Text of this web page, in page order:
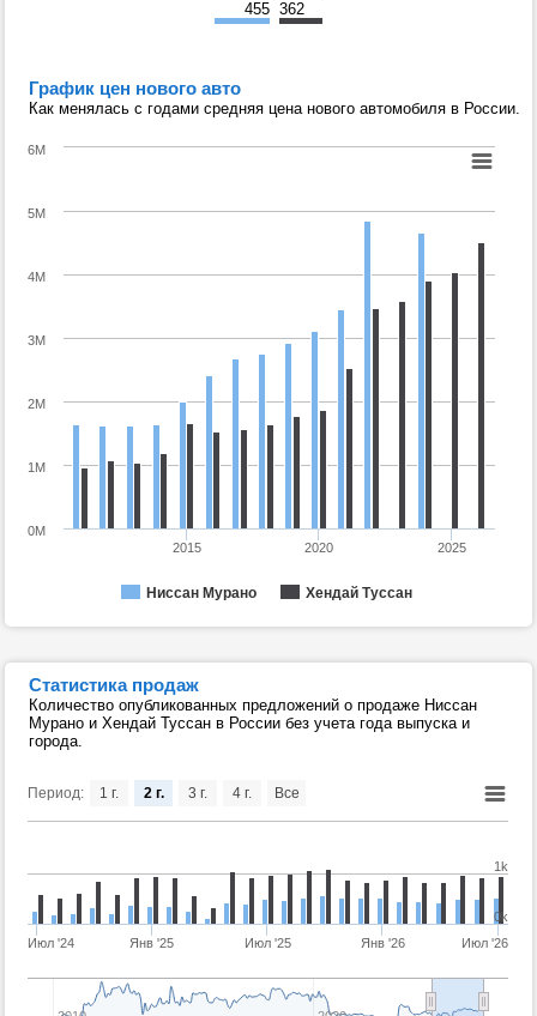
455 362
График цен нового авто
Как менялась с годами средняя цена нового автомобиля в России.
Ниссан Мурано Хендай Туссан
2015 2020 2025
0M
1M
2M
3M
4M
5M
6M
Статистика продаж
Количество опубликованных предложений о продаже Ниссан
Мурано и Хендай Туссан в России без учета года выпуска и
города.
Период:
Июл '24 Янв '25 Июл '25 Янв '26 Июл '26
0k
1k
1 г. 2 г. 3 г. 4 г. Все